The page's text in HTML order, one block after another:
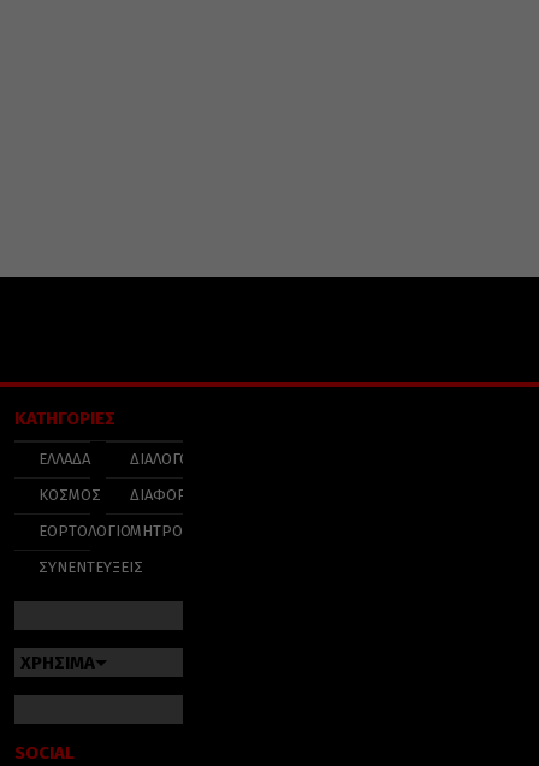
ΚΑΤΗΓΟΡΙΕΣ
ΕΛΛΑΔΑ
ΚΟΣΜΟΣ
ΕΟΡΤΟΛΟΓΙΟ
ΣΥΝΕΝΤΕΥΞΕΙΣ
ΔΙΑΛΟΓΟΣ
ΔΙΑΦΟΡΑ
ΜΗΤΡΟΠΟΛΕΙΣ
ΧΡΗΣΙΜΑ
SOCIAL